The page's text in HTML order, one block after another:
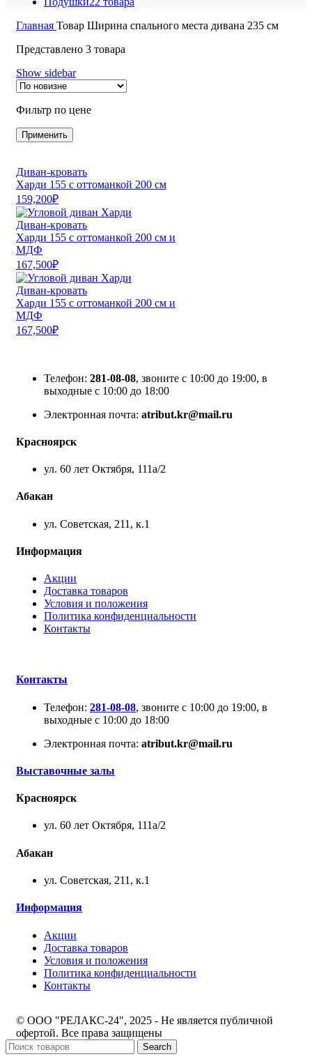
Главная Товар Ширина спального места дивана 235 см
Представлено 3 товара
Show sidebar
Фильтр по цене
Применить
Диван-кровать
Харди 155 с оттоманкой 200 см
159,200₽
Диван-кровать
Харди 155 с оттоманкой 200 см и
МДФ
167,500₽
Диван-кровать
Харди 155 с оттоманкой 200 см и
МДФ
167,500₽
Телефон: 281-08-08, звоните с 10:00 до 19:00, в
выходные с 10:00 до 18:00
Электронная почта: atribut.kr@mail.ru
Красноярск
ул. 60 лет Октября, 111а/2
Абакан
ул. Советская, 211, к.1
Информация
Акции
Доставка товаров
Условия и положения
Политика конфиденциальности
Контакты
Контакты
Телефон: 281-08-08, звоните с 10:00 до 19:00, в
выходные с 10:00 до 18:00
Электронная почта: atribut.kr@mail.ru
Выставочные залы
Красноярск
ул. 60 лет Октября, 111а/2
Абакан
ул. Советская, 211, к.1
Информация
Акции
Доставка товаров
Условия и положения
Политика конфиденциальности
Контакты
© ООО "РЕЛАКС-24", 2025 - Не является публичной
офертой. Все права защищены
Search